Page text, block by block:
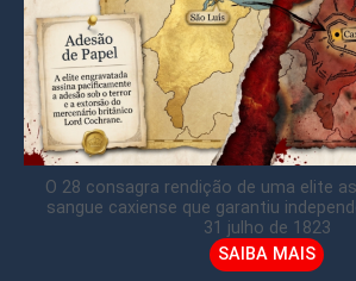
O 28 consagra rendição de uma elite
sangue caxiense que garantiu
31 julho de 1823
SAIBA MAIS